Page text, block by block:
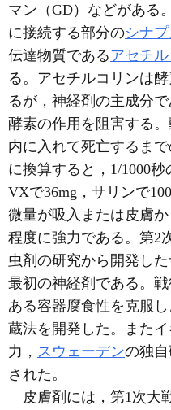
マン（GD）などがある
に接続する部分のシナプ
伝達物質であるアセチ
る。アセチルコリンは
るが，神経剤の主成分
酵素の作用を阻害する
内に入れて死亡するま
に換算すると，1/1000
VXで36mg，サリンで
微量が吸入または皮膚
程度に強力である。第2
虫剤の研究から開発し
最初の神経剤である。
ある容器腐食性を克服
蔵法を開発した。また
力， スウェーデンの独
された。
皮膚剤には，第1次大